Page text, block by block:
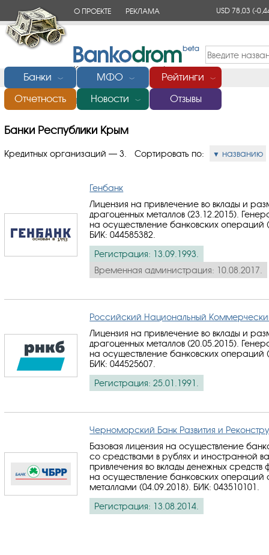
О ПРОЕКТЕ РЕКЛАМА USD 78,03(-
Банки ﹀ МФО ﹀ Рейтинги ﹀
Отчетность Новости ﹀ Отзывы
Главная/Банки Республики Крым
Банки Республики Крым
Кредитных организаций — 3. Сортировать по: названию
Генбанк
Лицензия на привлечение во вклады и
драгоценных металлов (23.12.2015).
на осуществление банковских операций
БИК: 044585382
Регистрация: 13.09.1993.
Временная администрация: 10.08.2017.
Российский Национальный
Лицензия на привлечение во вклады и
драгоценных металлов (20.05.2015).
на осуществление банковских операций
БИК: 044525607
Регистрация: 25.01.1991.
Черноморский Банк Развития и
Базовая лицензия на осуществление
со средствами в рублях и иностранной
привлечения во вклады денежных средств
на осуществление банковских операций
металлами (04.09.2018). БИК: 043510101
Регистрация: 13.08.2014.